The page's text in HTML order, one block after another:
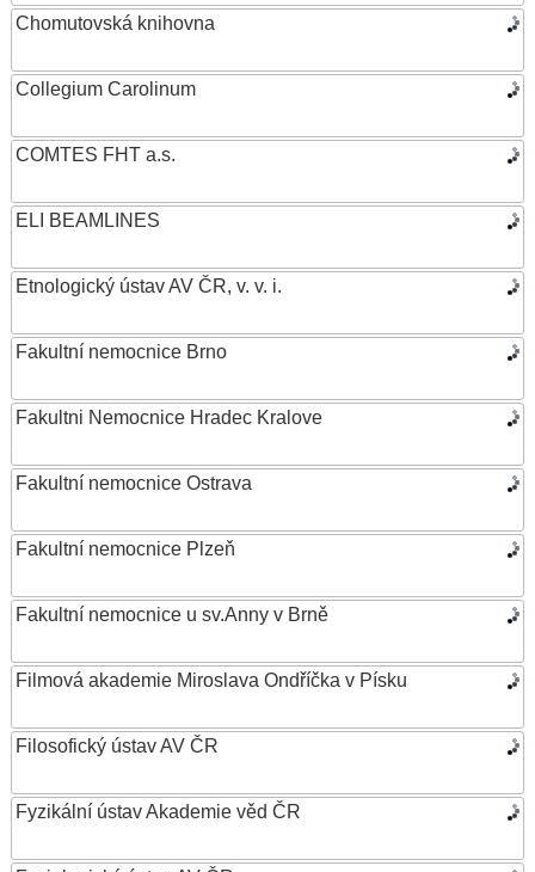
Chomutovská knihovna
Collegium Carolinum
COMTES FHT a.s.
ELI BEAMLINES
Etnologický ústav AV ČR, v. v. i.
Fakultní nemocnice Brno
Fakultni Nemocnice Hradec Kralove
Fakultní nemocnice Ostrava
Fakultní nemocnice Plzeň
Fakultní nemocnice u sv.Anny v Brně
Filmová akademie Miroslava Ondříčka v Písku
Filosofický ústav AV ČR
Fyzikální ústav Akademie věd ČR